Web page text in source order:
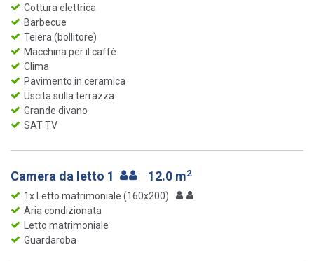
Cottura elettrica
Barbecue
Teiera (bollitore)
Macchina per il caffè
Clima
Pavimento in ceramica
Uscita sulla terrazza
Grande divano
SAT TV
Camera da letto 1 12.0 m2
1x Letto matrimoniale (160x200)
Aria condizionata
Letto matrimoniale
Guardaroba